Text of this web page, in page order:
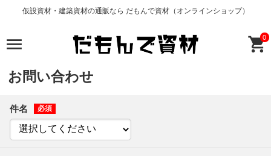
仮設資材・建築資材の通販なら だもんで資材（オンラインショップ）
0
お問い合わせ
件名